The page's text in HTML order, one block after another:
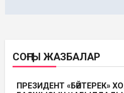
СОҢҒЫ ЖАЗБАЛАР
ПРЕЗИДЕНТ «БӘЙТЕРЕК»